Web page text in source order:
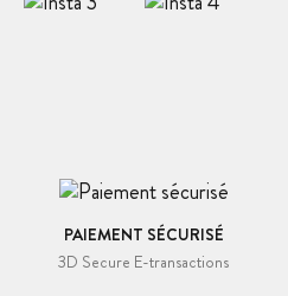
PAIEMENT SÉCURISÉ
3D Secure E-transactions